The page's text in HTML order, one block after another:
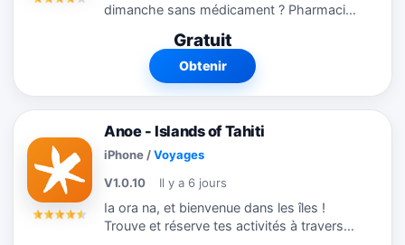
dimanche sans médicament ? Pharmacie
pharmacie ouverte la plus proche de
vous, partout en France. Quand tout est...
Gratuit
Obtenir
Anoe - Islands of Tahiti
iPhone /Voyages
V1.0.10
Il y a 6 jours
Ia ora na, et bienvenue dans les îles !
Trouve et réserve tes activités à travers